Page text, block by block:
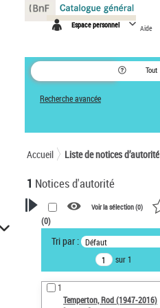
Espace personnel Aide
Tout
Recherche avancée
Accueil Liste de notices d’autorité
1 Notices d'autorité
VOTRE RECHERCHE
Recherche avancée dans les
notices d’autorité
Œuvres liées à l'auteur :
Temperton, Rod (1947-2016)
Voir la sélection (0)
(0)
Tri par : Défaut
sur 1
1
Temperton, Rod (1947-2016)
Panneau de gestion des cookies